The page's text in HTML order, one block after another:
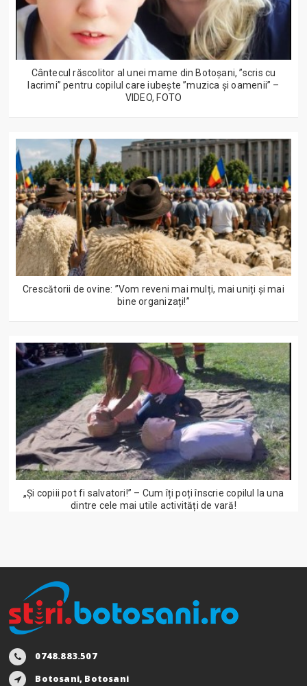
Cântecul răscolitor al unei mame din Botoșani, ”scris cu
lacrimi” pentru copilul care iubește ”muzica și oamenii” –
VIDEO, FOTO
Crescătorii de ovine: ”Vom reveni mai mulți, mai uniți și mai
bine organizați!”
„Și copiii pot fi salvatori!” – Cum îți poți înscrie copilul la una
dintre cele mai utile activități de vară!
0748.883.507
Botosani, Botosani